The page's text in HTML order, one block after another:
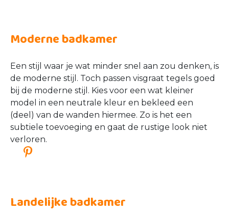
Visgraat badkamer
Een badkamerstijl waar visgraat tegels niet bij
mogen ontbreken, is natuurlijk de visgraat
badkamer. Wanneer je voor deze stijl kiest
betekent het niet dat je de gehele badkamer
moet bekleden met visgraat tegels. Je kunt
bijvoorbeeld kiezen om een van de wanden of de
vloer er van te voorzien.